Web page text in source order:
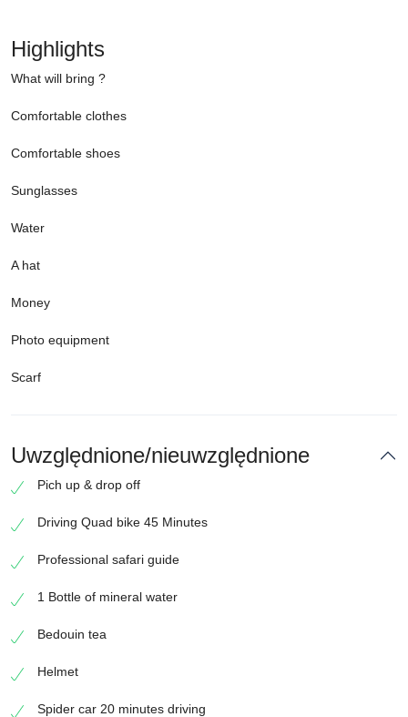
Highlights
What will bring ?
Comfortable clothes
Comfortable shoes
Sunglasses
Water
A hat
Money
Photo equipment
Scarf
Uwzględnione/nieuwzględnione
Pich up & drop off
Driving Quad bike 45 Minutes
Professional safari guide
1 Bottle of mineral water
Bedouin tea
Helmet
Spider car 20 minutes driving